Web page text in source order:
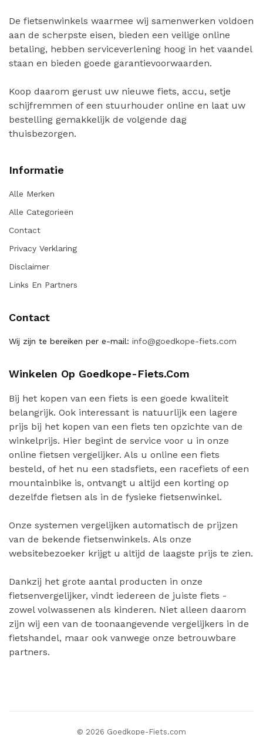
De fietsenwinkels waarmee wij samenwerken voldoen
aan de scherpste eisen, bieden een veilige online
betaling, hebben serviceverlening hoog in het vaandel
staan en bieden goede garantievoorwaarden.
Koop daarom gerust uw nieuwe fiets, accu, setje
schijfremmen of een stuurhouder online en laat uw
bestelling gemakkelijk de volgende dag
thuisbezorgen.
Informatie
Alle Merken
Alle Categorieën
Contact
Privacy Verklaring
Disclaimer
Links En Partners
Contact
Wij zijn te bereiken per e-mail: info@goedkope-fiets.com
Winkelen Op Goedkope-Fiets.com
Bij het kopen van een fiets is een goede kwaliteit
belangrijk. Ook interessant is natuurlijk een lagere
prijs bij het kopen van een fiets ten opzichte van de
winkelprijs. Hier begint de service voor u in onze
online fietsen vergelijker. Als u online een fiets
besteld, of het nu een stadsfiets, een racefiets of een
mountainbike is, ontvangt u altijd een korting op
dezelfde fietsen als in de fysieke fietsenwinkel.
Onze systemen vergelijken automatisch de prijzen
van de bekende fietsenwinkels. Als onze
websitebezoeker krijgt u altijd de laagste prijs te zien.
Dankzij het grote aantal producten in onze
fietsenvergelijker, vindt iedereen de juiste fiets -
zowel volwassenen als kinderen. Niet alleen daarom
zijn wij een van de toonaangevende vergelijkers in de
fietshandel, maar ook vanwege onze betrouwbare
partners.
© 2026 Goedkope-Fiets.com